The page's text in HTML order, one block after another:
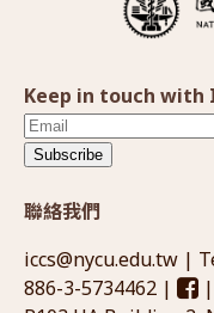
Keep in touch with
Subscribe
聯絡我們
iccs@nycu.edu.tw |
886-3-5734462 |
|